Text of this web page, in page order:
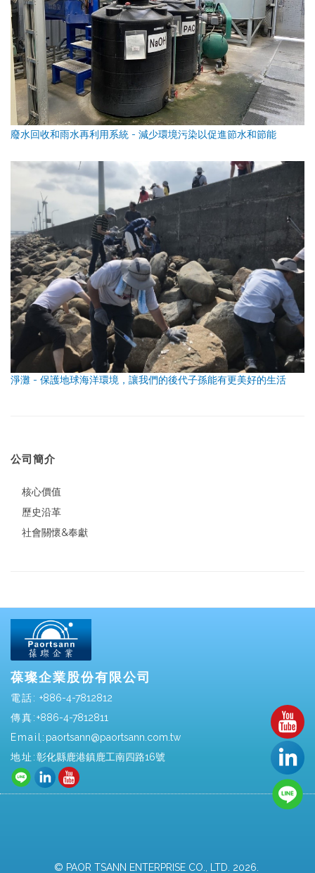
廢水回收和雨水再利用系統 - 減少環境污染以促進節水和節能
淨灘 - 保護地球海洋環境，讓我們的後代子孫能有更美好的生活
公司簡介
核心價值
歷史沿革
社會關懷&奉獻
葆璨企業股份有限公司
電話: +886-4-7812812
傳真:+886-4-7812811
Email: paortsann@paortsann.com.tw
地址:彰化縣鹿港鎮鹿工南四路16號
© PAOR TSANN ENTERPRISE CO., LTD. 2026.